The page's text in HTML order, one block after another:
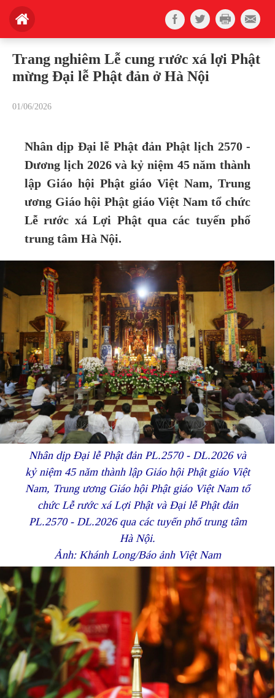
Trang nghiêm Lễ cung rước xá lợi Phật
mừng Đại lễ Phật đản ở Hà Nội
01/06/2026
Nhân dịp Đại lễ Phật đản Phật lịch 2570 -
Dương lịch 2026và kỷ niệm 45 năm thành
lập Giáo hội Phật giáo Việt Nam, Trung
ương Giáo hội Phật giáo Việt Nam tổ chức
Lễ rước xá Lợi Phật qua các tuyến phố
trung tâm Hà Nội.
Nhân dịp Đại lễ Phật đản PL.2570 - DL.2026 và
kỷ niệm 45 năm thành lập Giáo hội Phật giáo Việt
Nam, Trung ương Giáo hội Phật giáo Việt Nam tổ
chức Lễ rước xá Lợi Phật và Đại lễ Phật đản
PL.2570 - DL.2026 qua các tuyến phố trung tâm
Hà Nội.
Ảnh: Khánh Long/Báo ảnh Việt Nam